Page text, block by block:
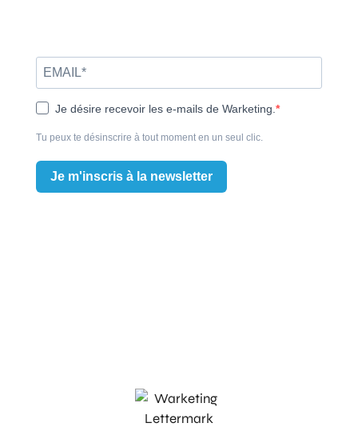
Je désire recevoir les e-mails de Warketing.
Tu peux te désinscrire à tout moment en un seul clic.
Je m'inscris à la newsletter